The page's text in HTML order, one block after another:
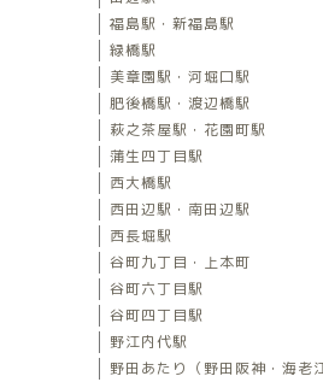
福島駅・新福島駅
緑橋駅
美章園駅・河堀口駅
肥後橋駅・渡辺橋駅
萩之茶屋駅・花園町駅
蒲生四丁目駅
西大橋駅
西田辺駅・南田辺駅
西長堀駅
谷町九丁目・上本町
谷町六丁目駅
谷町四丁目駅
野江内代駅
野田あたり（野田阪神・海老